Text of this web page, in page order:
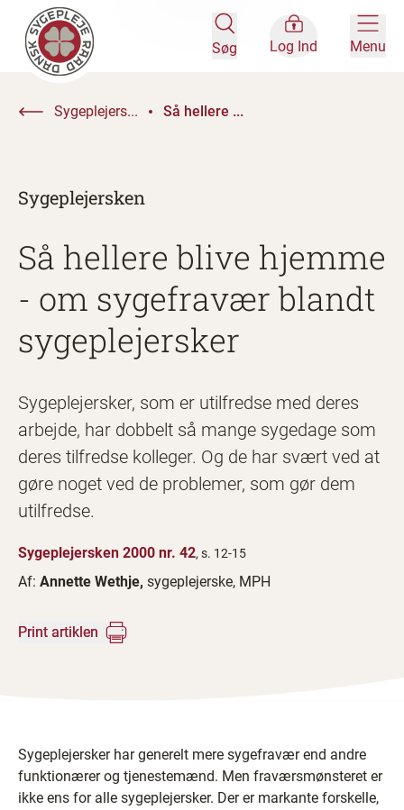
Søg Log Ind Menu
Sygeplejers... Så hellere ...
Sygeplejersken
Så hellere blive hjemme
- om sygefravær blandt
sygeplejersker
Sygeplejersker, som er utilfredse med deres
arbejde, har dobbelt så mange sygedage som
deres tilfredse kolleger. Og de har svært ved at
gøre noget ved de problemer, som gør dem
utilfredse.
Sygeplejersken 2000 nr. 42, s. 12-15
Af: Annette Wethje, sygeplejerske, MPH
Print artiklen
Sygeplejersker har generelt mere sygefravær end andre
funktionærer og tjenestemænd. Men fraværsmønsteret er
ikke ens for alle sygeplejersker. Der er markante forskelle,